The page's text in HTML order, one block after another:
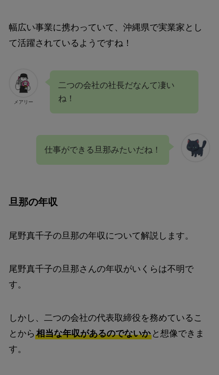
幅広い事業に携わっていて、沖縄県で実業家とし
て活躍されているようですね！
メアリー
二つの会社の社長だなんて凄い
ね！
仕事ができる旦那みたいだね！
旦那の年収
尾野真千子の旦那の年収について解説します。
尾野真千子の旦那さんの年収がいくらは不明で
す。
しかし、二つの会社の代表取締役を務めているこ
とから 相当な年収があるのでないかと想像できま
す。